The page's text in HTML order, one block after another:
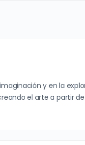
y en la
el arte a partir